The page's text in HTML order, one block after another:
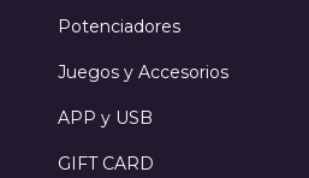
Potenciadores
Juegos y Accesorios
APP y USB
GIFT CARD